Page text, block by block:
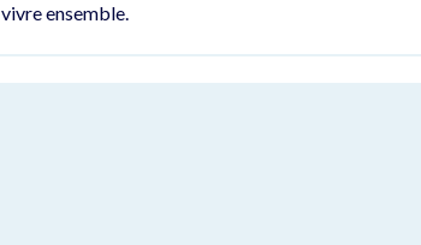
vivre ensemble.